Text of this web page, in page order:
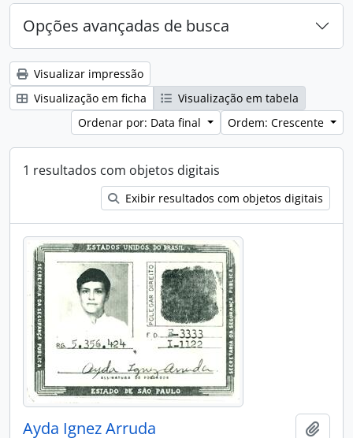
Opções avançadas de busca
Visualizar impressão
Visualização em ficha
Visualização em tabela
Ordenar por: Data final
Ordem: Crescente
1 resultados com objetos digitais
Exibir resultados com objetos digitais
Ayda Ignez Arruda